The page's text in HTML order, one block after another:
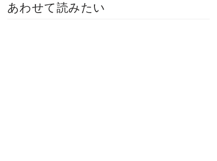
あわせて読みたい